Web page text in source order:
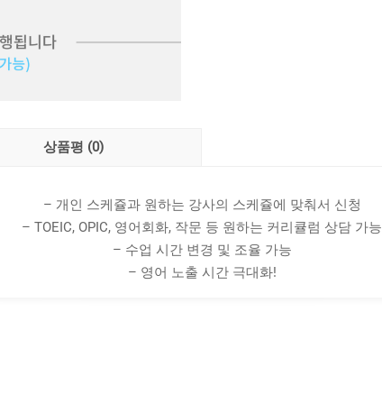
상품평 (0)
– 개인 스케쥴과 원하는 강사의 스케쥴에 맞춰서 신청
– TOEIC, OPIC, 영어회화, 작문 등 원하는 커리큘럼 상담 가능
– 수업 시간 변경 및 조율 가능
– 영어 노출 시간 극대화!